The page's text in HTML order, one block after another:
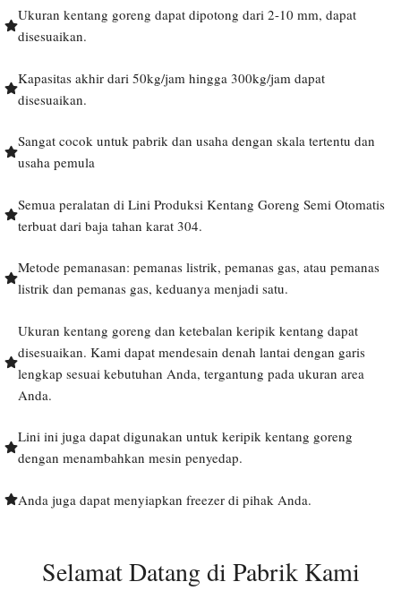
Ukuran kentang goreng dapat dipotong dari 2-10 mm, dapat
disesuaikan.
Kapasitas akhir dari 50kg/jam hingga 300kg/jam dapat
disesuaikan.
Sangat cocok untuk pabrik dan usaha dengan skala tertentu dan
usaha pemula
Semua peralatan di Lini Produksi Kentang Goreng Semi Otomatis
terbuat dari baja tahan karat 304.
Metode pemanasan: pemanas listrik, pemanas gas, atau pemanas
listrik dan pemanas gas, keduanya menjadi satu.
Ukuran kentang goreng dan ketebalan keripik kentang dapat
disesuaikan. Kami dapat mendesain denah lantai dengan garis
lengkap sesuai kebutuhan Anda, tergantung pada ukuran area
Anda.
Lini ini juga dapat digunakan untuk keripik kentang goreng
dengan menambahkan mesin penyedap.
Anda juga dapat menyiapkan freezer di pihak Anda.
Selamat Datang di Pabrik Kami